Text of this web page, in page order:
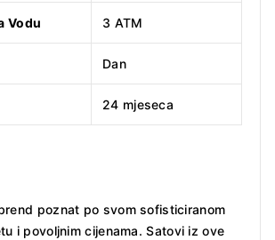
Vodu 3 ATM
Dan
24 mjeseca
poznat po svom sofisticiranom
i povoljnim cijenama. Satovi iz ove